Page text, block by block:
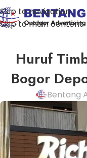
Skip to navigation
Skip to main content
Huruf
Bogor
Bentang